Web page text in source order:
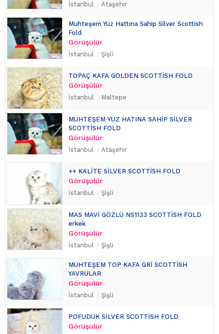
İstanbul Ataşehir
Muhteşem Yüz Hattına Sahip Silver Scottish
Fold
Görüşülür
İstanbul Şişli
TOPAÇ KAFA GOLDEN SCOTTİSH FOLD
Görüşülür
İstanbul Maltepe
MUHTEŞEM YÜZ HATINA SAHİP SİLVER
SCOTTİSH FOLD
Görüşülür
İstanbul Ataşehir
++ KALİTE SİLVER SCOTTİSH FOLD
Görüşülür
İstanbul Şişli
MAS MAVİ GÖZLÜ NS1133 SCOTTİSH FOLD
erkek
Görüşülür
İstanbul Şişli
MUHTEŞEM TOP KAFA GRİ SCOTTİSH
YAVRULAR
Görüşülür
İstanbul Şişli
POFUDUK SİLVER SCOTTİSH FOLD
Görüşülür